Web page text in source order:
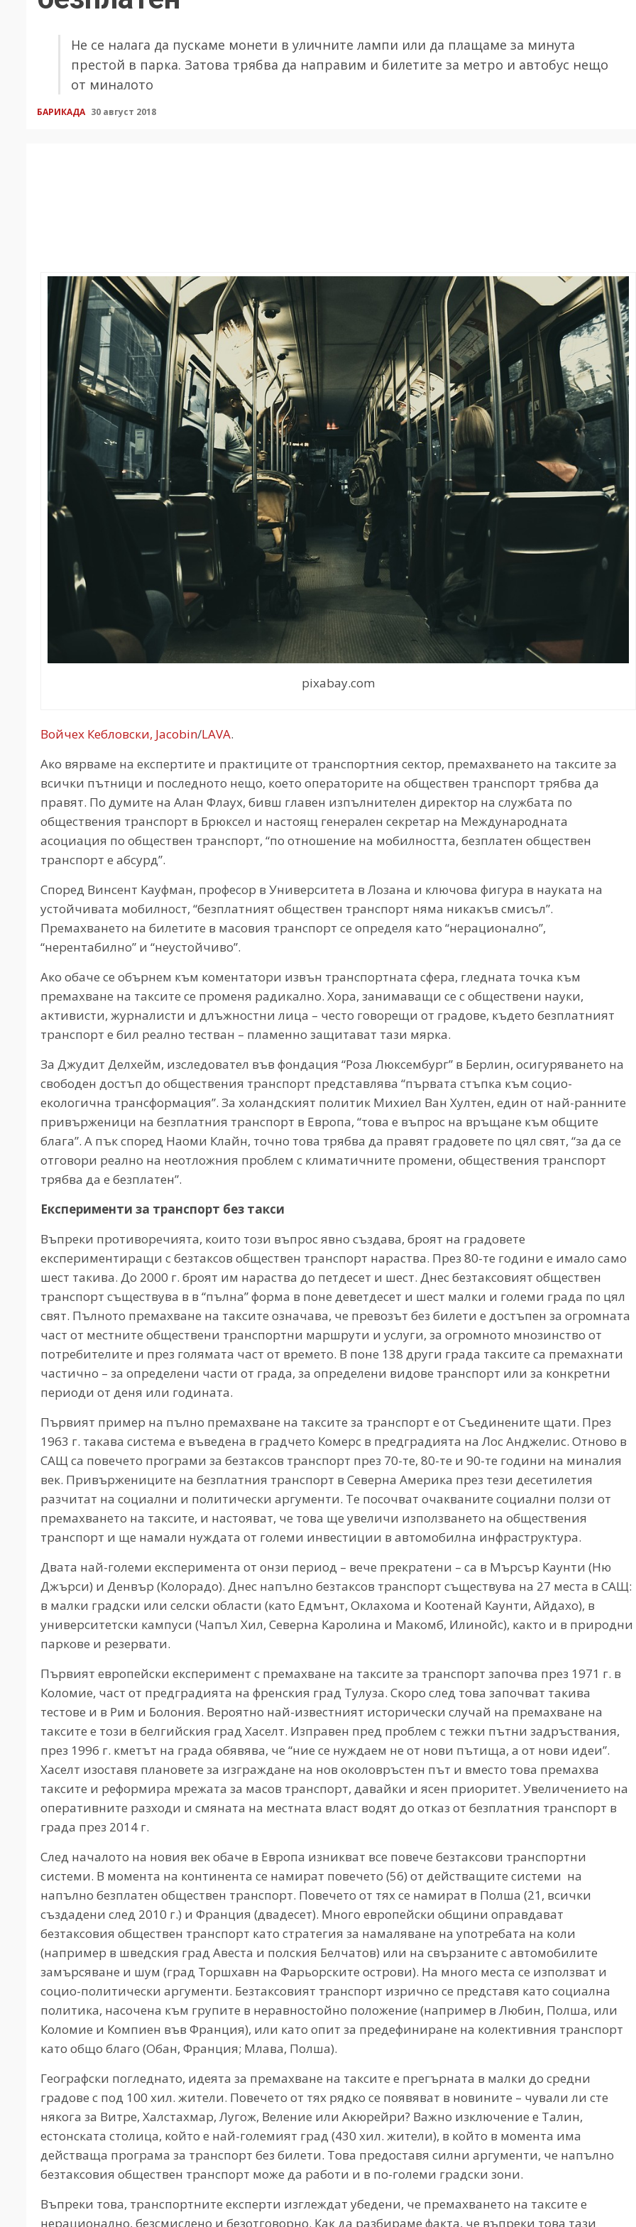
Не се налага да пускаме монети в уличните лампи или да плащаме за минута
престой в парка. Затова трябва да направим и билетите за метро и автобус нещо
от миналото
БАРИКАДА 30 август 2018
pixabay.com
Войчех Кебловски, Jacobin/LAVA.
Ако вярваме на експертите и практиците от транспортния сектор, премахването на таксите за
всички пътници и последното нещо, което операторите на обществен транспорт трябва да
правят. По думите на Алан Флаух, бивш главен изпълнителен директор на службата по
обществения транспорт в Брюксел и настоящ генерален секретар на Международната
асоциация по обществен транспорт, “по отношение на мобилността, безплатен обществен
транспорт е абсурд”.
Според Винсент Кауфман, професор в Университета в Лозана и ключова фигура в науката на
устойчивата мобилност, “безплатният обществен транспорт няма никакъв смисъл”.
Премахването на билетите в масовия транспорт се определя като “нерационално”,
“нерентабилно” и “неустойчиво”.
Ако обаче се обърнем към коментатори извън транспортната сфера, гледната точка към
премахване на таксите се променя радикално. Хора, занимаващи се с обществени науки,
активисти, журналисти и длъжностни лица – често говорещи от градове, където безплатният
транспорт е бил реално тестван – пламенно защитават тази мярка.
За Джудит Делхейм, изследовател във фондация “Роза Люксембург” в Берлин, осигуряването на
свободен достъп до обществения транспорт представлява “първата стъпка към социо-
екологична трансформация”. За холандският политик Михиел Ван Хултен, един от най-ранните
привърженици на безплатния транспорт в Европа, “това е въпрос на връщане към общите
блага”. А пък според Наоми Клайн, точно това трябва да правят градовете по цял свят, “за да се
отговори реално на неотложния проблем с климатичните промени, обществения транспорт
трябва да е безплатен”.
Експерименти за транспорт без такси
Въпреки противоречията, които този въпрос явно създава, броят на градовете
експериментиращи с безтаксов обществен транспорт нараства. През 80-те години е имало само
шест такива. До 2000 г. броят им нараства до петдесет и шест. Днес безтаксовият обществен
транспорт съществува в в “пълна” форма в поне деветдесет и шест малки и големи града по цял
свят. Пълното премахване на таксите означава, че превозът без билети е достъпен за огромната
част от местните обществени транспортни маршрути и услуги, за огромното мнозинство от
потребителите и през голямата част от времето. В поне 138 други града таксите са премахнати
частично – за определени части от града, за определени видове транспорт или за конкретни
периоди от деня или годината.
Първият пример на пълно премахване на таксите за транспорт е от Съединените щати. През
1963 г. такава система е въведена в градчето Комерс в предградията на Лос Анджелис. Отново в
САЩ са повечето програми за безтаксов транспорт през 70-те, 80-те и 90-те години на миналия
век. Привържениците на безплатния транспорт в Северна Америка през тези десетилетия
разчитат на социални и политически аргументи. Те посочват очакваните социални ползи от
премахването на таксите, и настояват, че това ще увеличи използването на обществения
транспорт и ще намали нуждата от големи инвестиции в автомобилна инфраструктура.
Двата най-големи експеримента от онзи период – вече прекратени – са в Мърсър Каунти (Ню
Джърси) и Денвър (Колорадо). Днес напълно безтаксов транспорт съществува на 27 места в САЩ:
в малки градски или селски области (като Едмънт, Оклахома и Коотенай Каунти, Айдахо), в
университетски кампуси (Чапъл Хил, Северна Каролина и Макомб, Илинойс), както и в природни
паркове и резервати.
Първият европейски експеримент с премахване на таксите за транспорт започва през 1971 г. в
Коломие, част от предградията на френския град Тулуза. Скоро след това започват такива
тестове и в Рим и Болония. Вероятно най-известният исторически случай на премахване на
таксите е този в белгийския град Хаселт. Изправен пред проблем с тежки пътни задръствания,
през 1996 г. кметът на града обявява, че “ние се нуждаем не от нови пътища, а от нови идеи”.
Хаселт изоставя плановете за изграждане на нов околовръстен път и вместо това премахва
таксите и реформира мрежата за масов транспорт, давайки и ясен приоритет. Увеличението на
оперативните разходи и смяната на местната власт водят до отказ от безплатния транспорт в
града през 2014 г.
След началото на новия век обаче в Европа изникват все повече безтаксови транспортни
системи. В момента на континента се намират повечето (56) от действащите системи на
напълно безплатен обществен транспорт. Повечето от тях се намират в Полша (21, всички
създадени след 2010 г.) и Франция (двадесет). Много европейски общини оправдават
безтаксовия обществен транспорт като стратегия за намаляване на употребата на коли
(например в шведския град Авеста и полския Белчатов) или на свързаните с автомобилите
замърсяване и шум (град Торшхавн на Фарьорските острови). На много места се използват и
социо-политически аргументи. Безтаксовият транспорт изрично се представя като социална
политика, насочена към групите в неравностойно положение (например в Любин, Полша, или
Коломие и Компиен във Франция), или като опит за предефиниране на колективния транспорт
като общо благо (Обан, Франция; Млава, Полша).
Географски погледнато, идеята за премахване на таксите е прегърната в малки до средни
градове с под 100 хил. жители. Повечето от тях рядко се появяват в новините – чували ли сте
някога за Витре, Халстахмар, Лугож, Веление или Акюрейри? Важно изключение е Талин,
естонската столица, който е най-големият град (430 хил. жители), в който в момента има
действаща програма за транспорт без билети. Това предоставя силни аргументи, че напълно
безтаксовия обществен транспорт може да работи и в по-големи градски зони.
Въпреки това, транспортните експерти изглеждат убедени, че премахването на таксите е
нерационално, безсмислено и безотговорно. Как да разбираме факта, че въпреки това тази